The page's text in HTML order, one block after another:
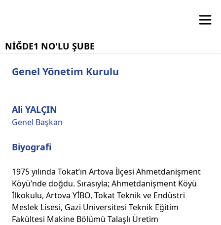
NİĞDE1 NO'LU ŞUBE
Genel Yönetim Kurulu
Ali YALÇIN
Genel Başkan
Biyografi
1975 yılında Tokat’ın Artova İlçesi Ahmetdanişment
Köyü’nde doğdu. Sırasıyla; Ahmetdanişment Köyü
İlkokulu, Artova YİBO, Tokat Teknik ve Endüstri
Meslek Lisesi, Gazi Üniversitesi Teknik Eğitim
Fakültesi Makine Bölümü Talaşlı Üretim